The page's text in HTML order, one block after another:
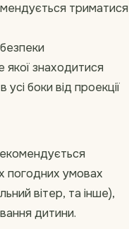
триматися
знаходитися
боки від проекції
погодних умовах
вітер, та інше),
дитини.